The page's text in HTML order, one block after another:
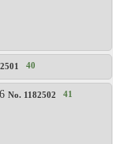
40
No. 1182502 41